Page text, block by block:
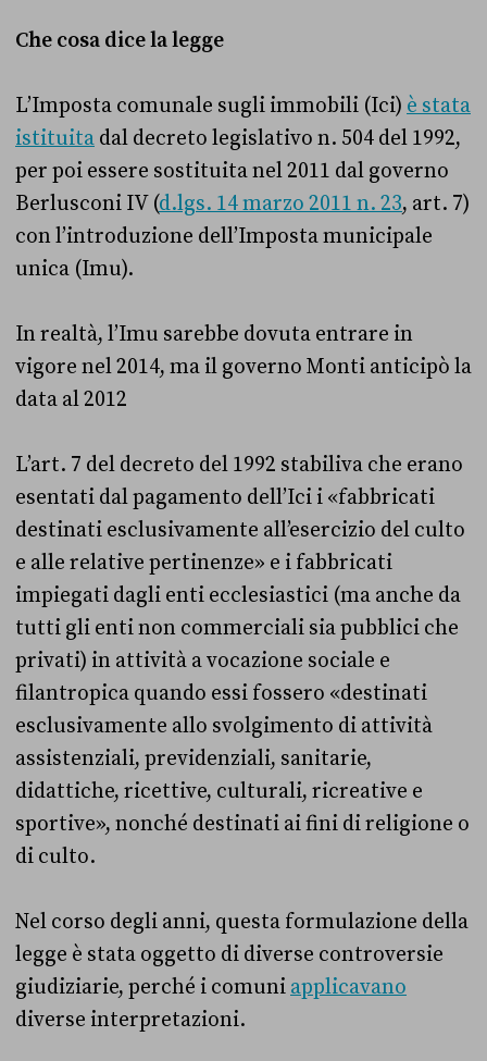
Che cosa dice la legge
L’Imposta comunale sugli immobili (Ici) è stata
istituita dal decreto legislativo n. 504 del 1992,
per poi essere sostituita nel 2011 dal governo
Berlusconi IV (d.lgs. 14 marzo 2011 n. 23, art. 7)
con l’introduzione dell’Imposta municipale
unica (Imu).
In realtà, l’Imu sarebbe dovuta entrare in
vigore nel 2014, ma il governo Monti anticipò la
data al 2012
L’art. 7 del decreto del 1992 stabiliva che erano
esentati dal pagamento dell’Ici i «fabbricati
destinati esclusivamente all’esercizio del culto
e alle relative pertinenze» e i fabbricati
impiegati dagli enti ecclesiastici (ma anche da
tutti gli enti non commerciali sia pubblici che
privati) in attività a vocazione sociale e
filantropica quando essi fossero «destinati
esclusivamente allo svolgimento di attività
assistenziali, previdenziali, sanitarie,
didattiche, ricettive, culturali, ricreative e
sportive», nonché destinati ai fini di religione o
di culto.
Nel corso degli anni, questa formulazione della
legge è stata oggetto di diverse controversie
giudiziarie, perché i comuni applicavano
diverse interpretazioni.